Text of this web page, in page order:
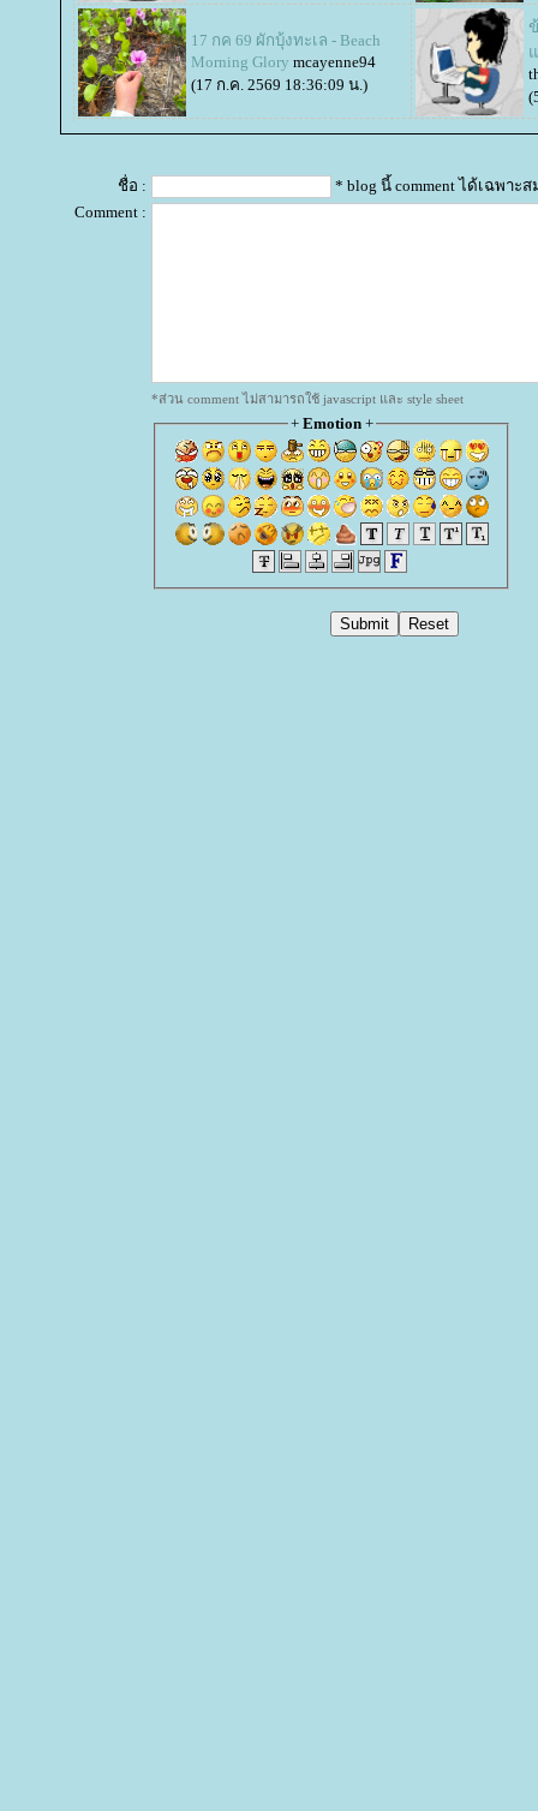
17 กค 69 ผักบุ้งทะเล - Beach
Morning Glory mcayenne94
(17 ก.ค. 2569 18:36:09 น.)
ชื่อ :
* blog นี้ comment ได้เฉพาะ
Comment :
*ส่วน comment ไม่สามารถใช้ javascript และ style sheet
+ Emotion+